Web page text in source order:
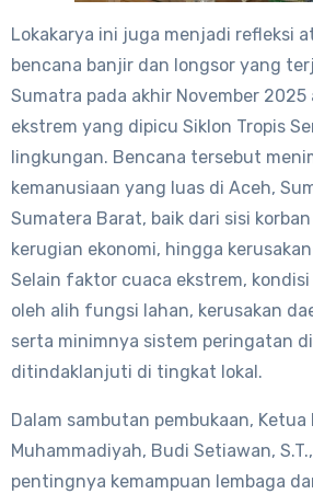
Lokakarya ini juga menjadi refleksi
bencana banjir dan longsor yang
Sumatra pada akhir November
ekstrem yang dipicu Siklon Tropis
lingkungan. Bencana tersebut
kemanusiaan yang luas di Aceh,
Sumatera Barat, baik dari sisi
kerugian ekonomi, hingga
Selain faktor cuaca ekstrem,
oleh alih fungsi lahan, kerusakan
serta minimnya sistem peringatan
ditindaklanjuti di tingkat lokal.
Dalam sambutan pembukaan, Ketua
Muhammadiyah, Budi Setiawan,
pentingnya kemampuan lembaga